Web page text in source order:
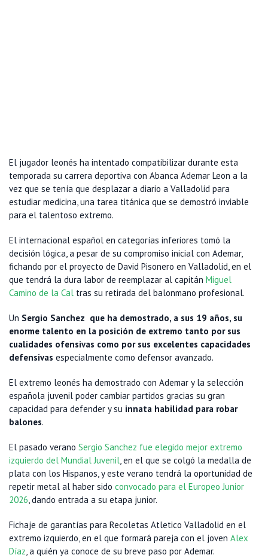
El jugador leonés ha intentado compatibilizar durante esta
temporada su carrera deportiva con Abanca Ademar Leon a la
vez que se tenía que desplazar a diario a Valladolid para
estudiar medicina, una tarea titánica que se demostró inviable
para el talentoso extremo.
El internacional español en categorías inferiores tomó la
decisión lógica, a pesar de su compromiso inicial con Ademar,
fichando por el proyecto de David Pisonero en Valladolid, en el
que tendrá la dura labor de reemplazar al capitán Miguel
Camino de la Cal tras su retirada del balonmano profesional.
Un Sergio Sanchez que ha demostrado, a sus 19 años, su
enorme talento en la posición de extremo tanto por sus
cualidades ofensivas como por sus excelentes capacidades
defensivas especialmente como defensor avanzado.
El extremo leonés ha demostrado con Ademar y la selección
española juvenil poder cambiar partidos gracias su gran
capacidad para defender y su innata habilidad para robar
balones.
El pasado verano Sergio Sanchez fue elegido mejor extremo
izquierdo del Mundial Juvenil, en el que se colgó la medalla de
plata con los Hispanos, y este verano tendrá la oportunidad de
repetir metal al haber sido convocado para el Europeo Junior
2026, dando entrada a su etapa junior.
Fichaje de garantías para Recoletas Atletico Valladolid en el
extremo izquierdo, en el que formará pareja con el joven Alex
Díaz, a quién ya conoce de su breve paso por Ademar.